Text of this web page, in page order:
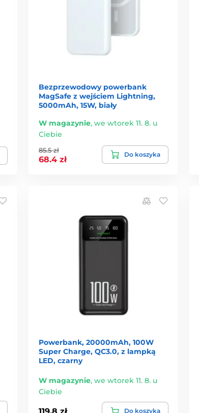
Bezprzewodowy powerbank
MagSafe z wejściem Lightning,
5000mAh, 15W, biały
W magazynie, we wtorek 11. 8. u
Ciebie
85.5 zł
68.4 zł
Do koszyka
Powerbank, 20000mAh, 100W
Super Charge, QC3.0, z lampką
LED, czarny
W magazynie, we wtorek 11. 8. u
Ciebie
Do koszyka